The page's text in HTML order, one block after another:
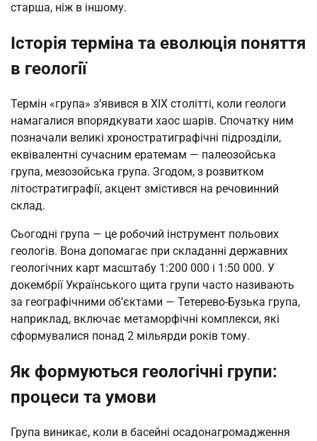
старша, ніж в іншому.
Історія терміна та еволюція поняття
в геології
Термін «група» з’явився в XIX столітті, коли геологи
намагалися впорядкувати хаос шарів. Спочатку ним
позначали великі хроностратиграфічні підрозділи,
еквівалентні сучасним ератемам — палеозойська
група, мезозойська група. Згодом, з розвитком
літостратиграфії, акцент змістився на речовинний
склад.
Сьогодні група — це робочий інструмент польових
геологів. Вона допомагає при складанні державних
геологічних карт масштабу 1:200 000 і 1:50 000. У
докембрії Українського щита групи часто називають
за географічними об’єктами — Тетерево-Бузька група,
наприклад, включає метаморфічні комплекси, які
сформувалися понад 2 мільярди років тому.
Як формуються геологічні групи:
процеси та умови
Група виникає, коли в басейні осадонагромадження